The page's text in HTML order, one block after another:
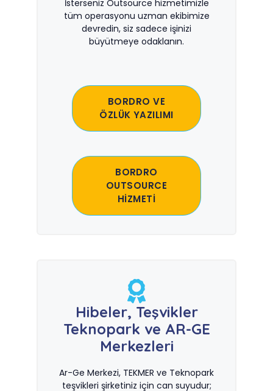
İsterseniz Outsource hizmetimizle
tüm operasyonu uzman ekibimize
devredin, siz sadece işinizi
büyütmeye odaklanın.
BORDRO VE
ÖZLÜK YAZILIMI
BORDRO
OUTSOURCE
HİZMETİ
Hibeler, Teşvikler
Teknopark ve AR-GE
Merkezleri
Ar-Ge Merkezi, TEKMER ve Teknopark
teşvikleri şirketiniz için can suyudur;